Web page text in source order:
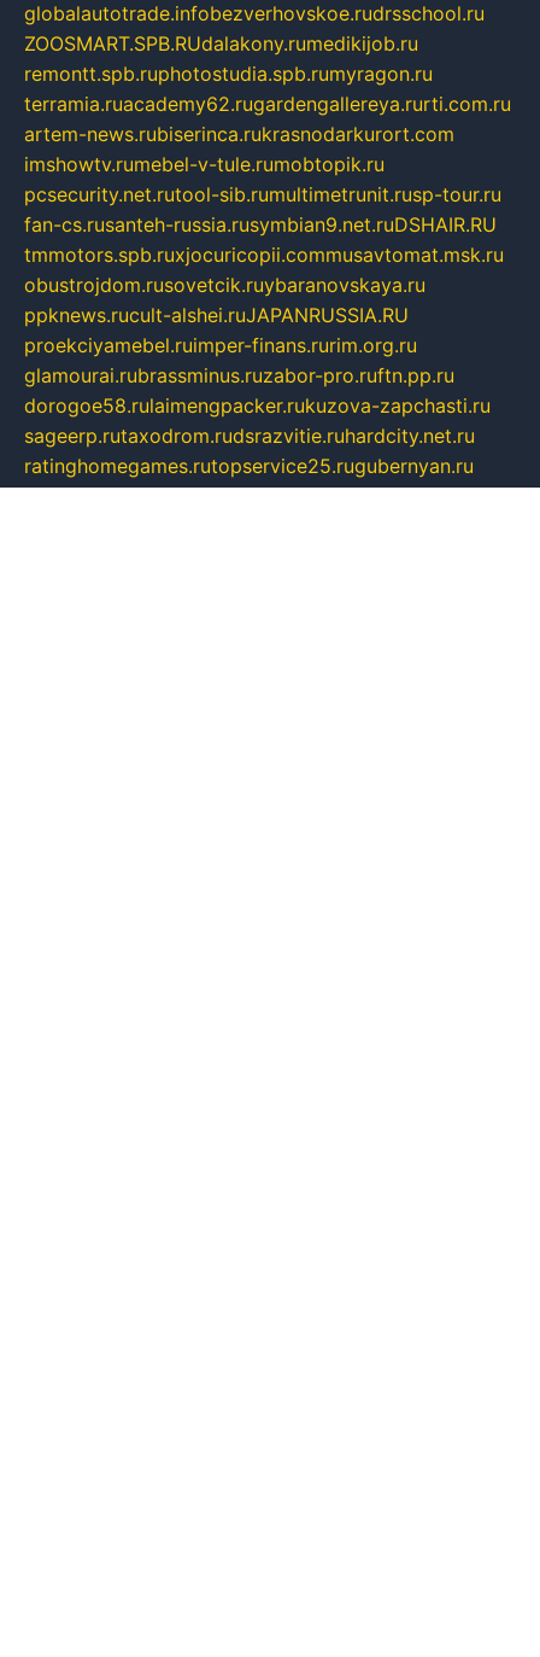
globalautotrade.infobezverhovskoe.rudrsschool.ru
ZOOSMART.SPB.RUdalakony.rumedikijob.ru
remontt.spb.ruphotostudia.spb.rumyragon.ru
terramia.ruacademy62.rugardengallereya.rurti.com.ru
artem-news.rubiserinca.rukrasnodarkurort.com
imshowtv.rumebel-v-tule.rumobtopik.ru
pcsecurity.net.rutool-sib.rumultimetrunit.rusp-tour.ru
fan-cs.rusanteh-russia.rusymbian9.net.ruDSHAIR.RU
tmmotors.spb.ruxjocuricopii.commusavtomat.msk.ru
obustrojdom.rusovetcik.ruybaranovskaya.ru
ppknews.rucult-alshei.ruJAPANRUSSIA.RU
proekciyamebel.ruimper-finans.rurim.org.ru
glamourai.rubrassminus.ruzabor-pro.ruftn.pp.ru
dorogoe58.rulaimengpacker.rukuzova-zapchasti.ru
sageerp.rutaxodrom.rudsrazvitie.ruhardcity.net.ru
ratinghomegames.rutopservice25.rugubernyan.ru